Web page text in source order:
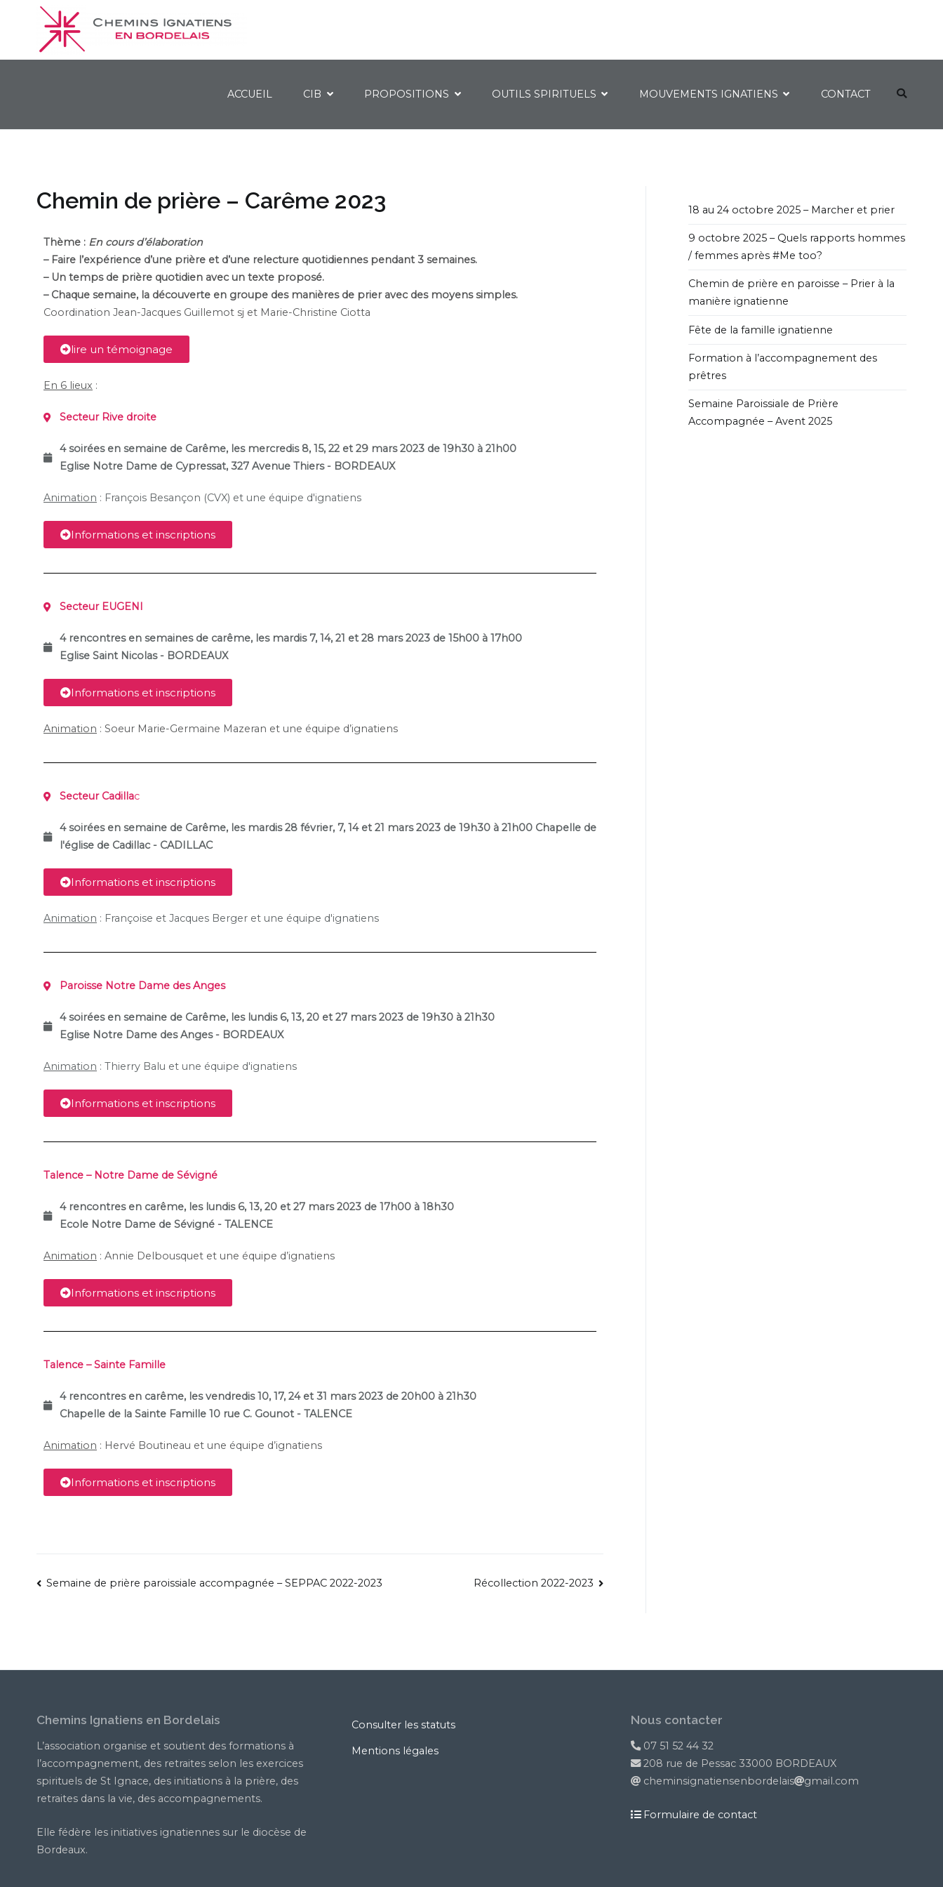
ACCUEIL CIB PROPOSITIONS OUTILS SPIRITUELS MOUVEMENTS IGNATIENS CONTACT
Chemin de prière – Carême 2023
Thème : En cours d’élaboration
– Faire l’expérience d’une prière et d’une relecture quotidiennes pendant 3 semaines.
– Un temps de prière quotidien avec un texte proposé.
– Chaque semaine, la découverte en groupe des manières de prier avec des moyens simples.
Coordination Jean-Jacques Guillemot sj et Marie-Christine Ciotta
lire un témoignage
En 6 lieux :
Secteur Rive droite
4 soirées en semaine de Carême, les mercredis 8, 15, 22 et 29 mars 2023 de 19h30 à 21h00
Eglise Notre Dame de Cypressat, 327 Avenue Thiers - BORDEAUX
Animation : François Besançon (CVX) et une équipe d'ignatiens
Informations et inscriptions
Secteur EUGENI
4 rencontres en semaines de carême, les mardis 7, 14, 21 et 28 mars 2023 de 15h00 à 17h00
Eglise Saint Nicolas - BORDEAUX
Informations et inscriptions
Animation : Soeur Marie-Germaine Mazeran et une équipe d’ignatiens
Secteur Cadillac
4 soirées en semaine de Carême, les mardis 28 février, 7, 14 et 21 mars 2023 de 19h30 à 21h00 Chapelle de
l'église de Cadillac - CADILLAC
Informations et inscriptions
Animation : Françoise et Jacques Berger et une équipe d'ignatiens
Paroisse Notre Dame des Anges
4 soirées en semaine de Carême, les lundis 6, 13, 20 et 27 mars 2023 de 19h30 à 21h30
Eglise Notre Dame des Anges - BORDEAUX
Animation : Thierry Balu et une équipe d'ignatiens
Informations et inscriptions
Talence – Notre Dame de Sévigné
4 rencontres en carême, les lundis 6, 13, 20 et 27 mars 2023 de 17h00 à 18h30
Ecole Notre Dame de Sévigné- TALENCE
Animation : Annie Delbousquet et une équipe d’ignatiens
Informations et inscriptions
Talence – Sainte Famille
4 rencontres en carême, les vendredis 10, 17, 24 et 31 mars 2023 de 20h00 à 21h30
Chapelle de la Sainte Famille 10 rue C. Gounot - TALENCE
Animation : Hervé Boutineau et une équipe d’ignatiens
Informations et inscriptions
Semaine de prière paroissiale accompagnée – SEPPAC 2022-2023 Récollection 2022-2023
18 au 24 octobre 2025 – Marcher et prier
9 octobre 2025 – Quels rapports hommes
/ femmes après #Me too?
Chemin de prière en paroisse – Prier à la
manière ignatienne
Fête de la famille ignatienne
Formation à l’accompagnement des
prêtres
Semaine Paroissiale de Prière
Accompagnée – Avent 2025
Chemins Ignatiens en Bordelais
L’association organise et soutient des formations à
l’accompagnement, des retraites selon les exercices
spirituels de St Ignace, des initiations à la prière, des
retraites dans la vie, des accompagnements.
Elle fédère les initiatives ignatiennes sur le diocèse de
Bordeaux.
Consulter les statuts
Mentions légales
Nous contacter
07 51 52 44 32
208 rue de Pessac 33000 BORDEAUX
cheminsignatiensenbordelais
gmail.com
Formulaire de contact